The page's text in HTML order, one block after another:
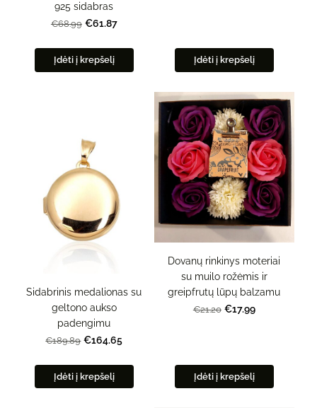
925 sidabras
€68.99 €61.87
Įdėti į krepšelį Įdėti į krepšelį
Sidabrinis medalionas su
geltono aukso
padengimu
€189.89 €164.65
Įdėti į krepšelį
Dovanų rinkinys moteriai
su muilo rožėmis ir
greipfrutų lūpų balzamu
€21.20 €17.99
Įdėti į krepšelį